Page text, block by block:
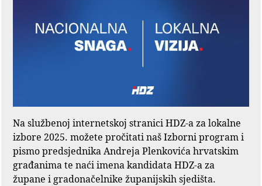
Na službenoj internetskoj stranici HDZ-a za lokalne
izbore 2025. možete pročitati naš Izborni program i
pismo predsjednika Andreja Plenkovića hrvatskim
građanima te naći imena kandidata HDZ-a za
župane i gradonačelnike županijskih sjedišta.